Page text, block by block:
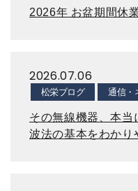
2026年 お盆期間休
2026.07.06
松栄ブログ 通信・
その無線機器、本当
波法の基本をわかり